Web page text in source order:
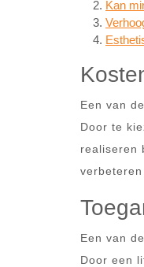
Kan
Een van
Door te
realiseren
Een van
Door een